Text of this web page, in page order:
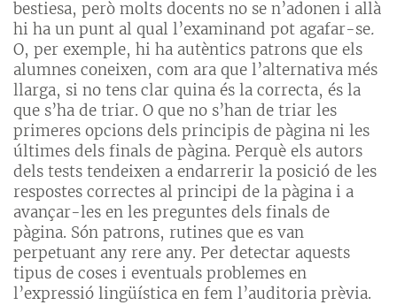
bestiesa, però molts docents no se n’adonen i allà
hi ha un punt al qual l’examinand pot agafar-se.
O, per exemple, hi ha autèntics patrons que els
alumnes coneixen, com ara que l’alternativa més
llarga, si no tens clar quina és la correcta, és la
que s’ha de triar. O que no s’han de triar les
primeres opcions dels principis de pàgina ni les
últimes dels finals de pàgina. Perquè els autors
dels tests tendeixen a endarrerir la posició de les
respostes correctes al principi de la pàgina i a
avançar-les en les preguntes dels finals de
pàgina. Són patrons, rutines que es van
perpetuant any rere any. Per detectar aquests
tipus de coses i eventuals problemes en
l’expressió lingüística en fem l’auditoria prèvia.